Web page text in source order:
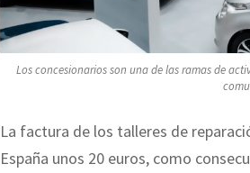
Los concesionarios son una de las ramas de
La factura de los talleres de
España unos 20 euros, como